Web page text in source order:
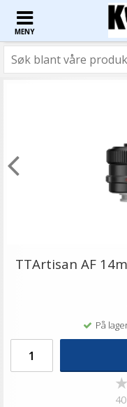
MENY
TTArtisan AF
På
★